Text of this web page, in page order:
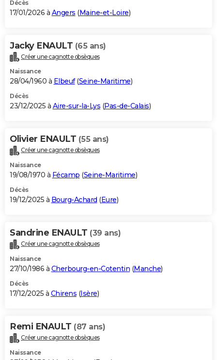
Décès
17/01/2026 à Angers (Maine-et-Loire)
Jacky ENAULT (65 ans)
Créer une cagnotte obsèques
Naissance
28/04/1960 à Elbeuf(Seine-Maritime)
Décès
23/12/2025 à Aire-sur-la-Lys (Pas-de-Calais)
Olivier ENAULT (55 ans)
Créer une cagnotte obsèques
Naissance
19/08/1970 à Fécamp (Seine-Maritime)
Décès
19/12/2025 à Bourg-Achard (Eure)
Sandrine ENAULT (39 ans)
Créer une cagnotte obsèques
Naissance
27/10/1986 à Cherbourg-en-Cotentin (Manche)
Décès
17/12/2025 à Chirens (Isère)
Remi ENAULT (87 ans)
Créer une cagnotte obsèques
Naissance